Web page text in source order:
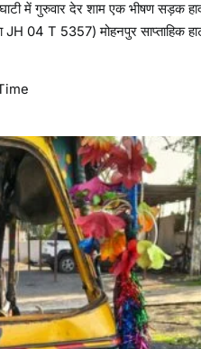
में गुरुवार देर शाम एक भीषण सड़क
04 T 5357) मोहनपुर साप्ताहिक